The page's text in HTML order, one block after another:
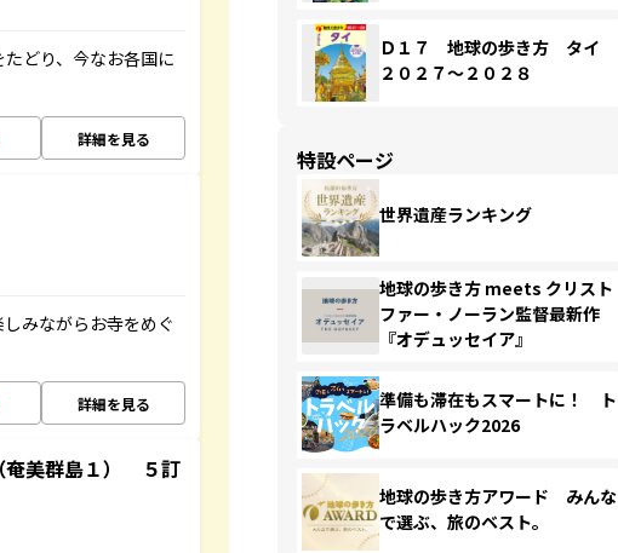
どり、今なお各国に
詳細を見る
みながらお寺をめぐ
詳細を見る
美群島１） ５訂
Ｄ１７ 地球の歩き方 タイ
２０２７～２０２８
特設ページ
世界遺産ランキング
地球の歩き方 meets クリスト
ファー・ノーラン監督最新作
『オデュッセイア』
準備も滞在もスマートに！ ト
ラベルハック2026
地球の歩き方アワード みんな
で選ぶ、旅のベスト。